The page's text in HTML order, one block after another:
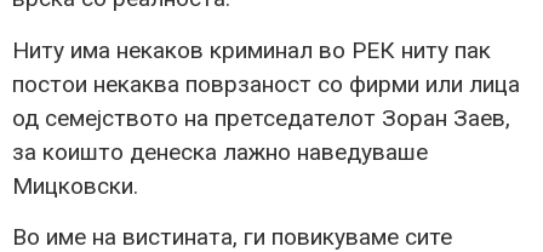
Ниту има некаков криминал во РЕК ниту пак
постои некаква поврзаност со фирми или лица
од семејството на претседателот Зоран Заев,
за коишто денеска лажно наведуваше
Мицковски.
Во име на вистината, ги повикуваме сите